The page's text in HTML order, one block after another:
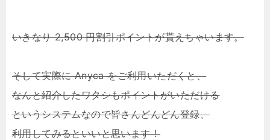
いきなり 2,500 円割引ポイントが貰えちゃいます。
そして実際に Anyca をご利用いただくと、
なんと紹介したワタシもポイントがいただける
というシステムなので皆さんどんどん登録、
利用してみるといいと思います！